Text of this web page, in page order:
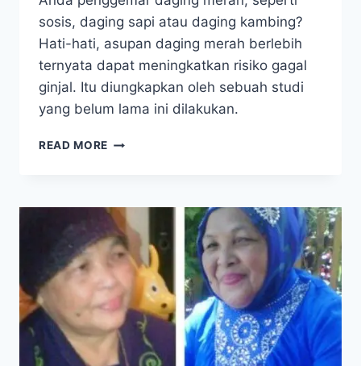
sosis, daging sapi atau daging kambing?
Hati-hati, asupan daging merah berlebih
ternyata dapat meningkatkan risiko gagal
ginjal. Itu diungkapkan oleh sebuah studi
yang belum lama ini dilakukan.
READ MORE ASUPAN
TINGKATKAN
RISIKO
GAGAL
GINJAL